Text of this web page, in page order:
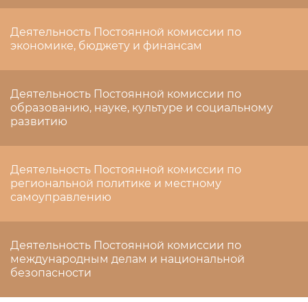
Деятельность Постоянной комиссии по
экономике, бюджету и финансам
Деятельность Постоянной комиссии по
образованию, науке, культуре и социальному
развитию
Деятельность Постоянной комиссии по
региональной политике и местному
самоуправлению
Деятельность Постоянной комиссии по
международным делам и национальной
безопасности